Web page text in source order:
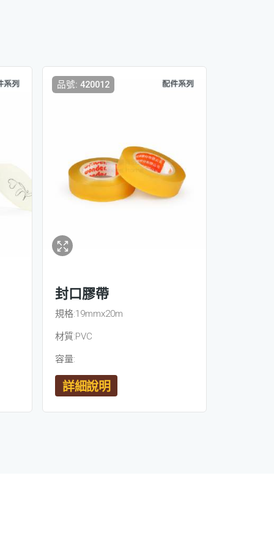
品號: 420012
封口膠帶
規格:19mmx20m
材質:PVC
容量:
詳細說明